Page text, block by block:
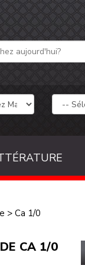
> Ca 1/0
CA 1/0